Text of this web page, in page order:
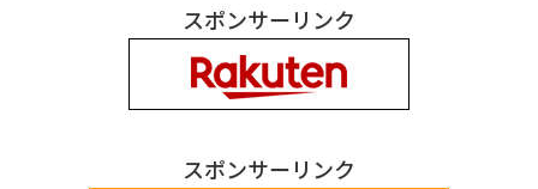
スポンサーリンク
スポンサーリンク